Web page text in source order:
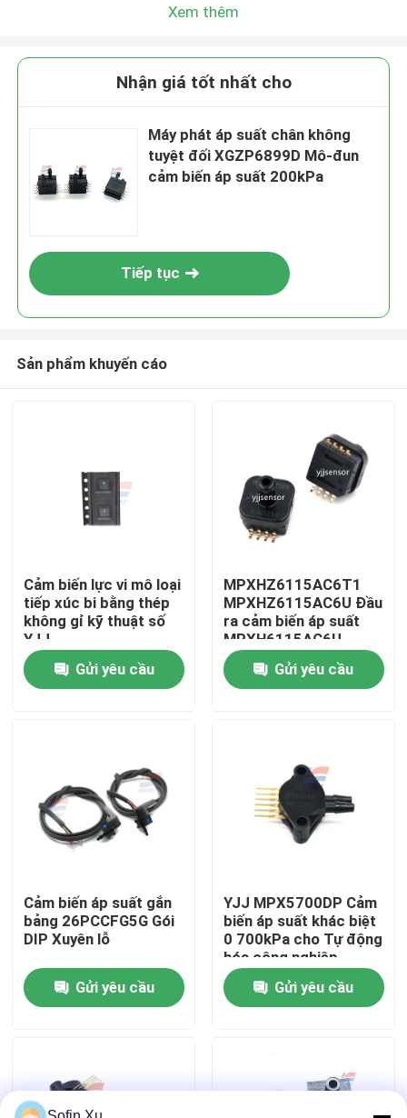
Nhà
Sản phẩm
Chuyến tham quan nhà máy
Liên hệ với chúng tôi
Tin tức
Cảm biến khí điện hóa
Xem thêm
Nhận giá tốt nhất cho
Máy phát áp suất chân không
tuyệt đối XGZP6899D Mô-đun
cảm biến áp suất 200kPa
Tiếp tục
Sản phẩm khuyến cáo
Cảm biến lực vi mô loại
tiếp xúc bi bằng thép
không gỉ kỹ thuật số
YJJ
FMAMSDXX015WC2C3
15N (1.53kgf)
Gửi yêu cầu
MPXHZ6115AC6T1
MPXHZ6115AC6U Đầu
ra cảm biến áp suất
MPXH6115AC6U
0.2V-4.7V
Gửi yêu cầu
Cảm biến áp suất gắn
bảng 26PCCFG5G Gói
DIP Xuyên lỗ
Gửi yêu cầu
YJJ MPX5700DP Cảm
biến áp suất khác biệt
0 700kPa cho Tự động
hóa công nghiệp
Gửi yêu cầu